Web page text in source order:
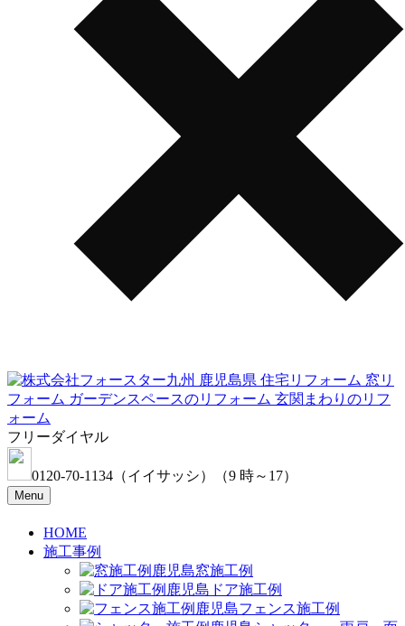
フリーダイヤル
0120-70-1134 （イイサッシ） （9 時～17）
Menu
HOME
施工事例
窓施工例
ドア施工例
フェンス施工例